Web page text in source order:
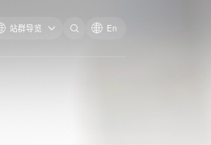
站群导览 En